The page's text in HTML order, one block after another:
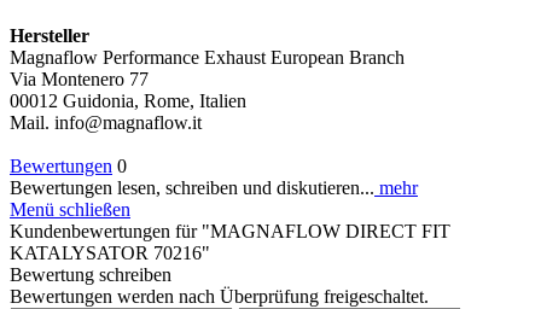
Hersteller
Magnaflow Performance Exhaust European Branch
Via Montenero 77
00012 Guidonia, Rome, Italien
Mail. info@magnaflow.it
Bewertungen 0
Bewertungen lesen, schreiben und diskutieren... mehr
Menü schließen
Kundenbewertungen für "MAGNAFLOW DIRECT FIT
KATALYSATOR 70216"
Bewertung schreiben
Bewertungen werden nach Überprüfung freigeschaltet.